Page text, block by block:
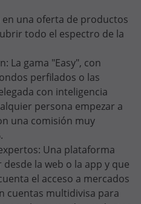
una oferta de productos
todo el espectro de la
La gama "Easy", con
perfilados o las
con inteligencia
persona empezar a
una comisión muy
Una plataforma
la web o la app y que
el acceso a mercados
cuentas multidivisa para